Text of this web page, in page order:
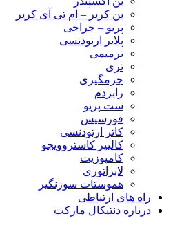
بن کریر – ام تی آی کریر
پریو – جراحی
پلایر ارتودنسی
ترمیمی
تری
جرمگیری
رابردم
ست پریو
فورسپس
کاتر ارتودنسی
کالیپر کاستروویجو
کامپوزیت
لابراتوری
هموستات سوزنگیر
راه های ارتباطی
درباره دنتیکال مارکت